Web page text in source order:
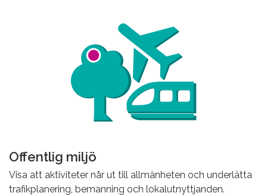
Offentlig miljö
Visa att aktiviteter når ut till allmänheten och underlätta
trafikplanering, bemanning och lokalutnyttjanden.